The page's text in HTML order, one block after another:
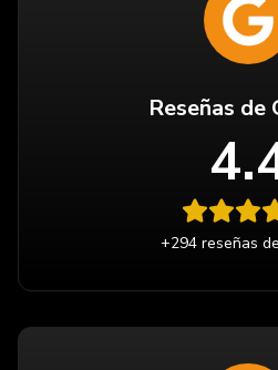
Reseñas de
+294 reseñas